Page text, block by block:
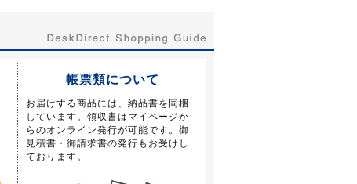
帳票類について
お届けする商品には、納品書を同梱
しています。領収書はマイページか
らのオンライン発行が可能です。御
見積書・御請求書の発行もお受けし
ております。